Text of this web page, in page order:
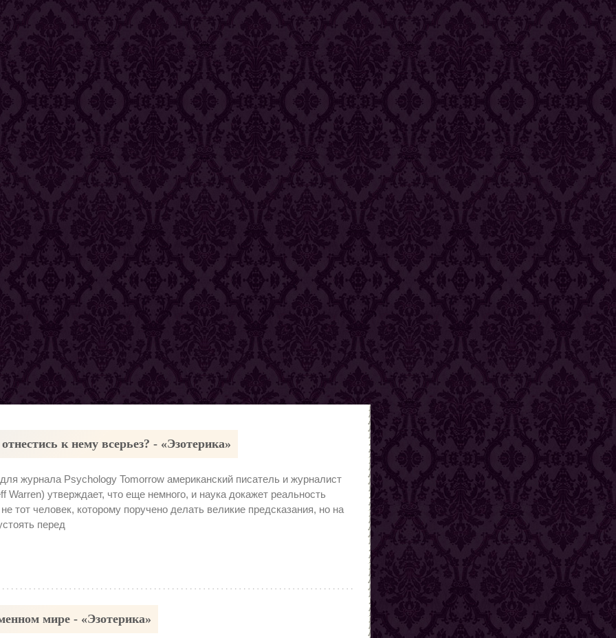
к нему всерьез? - «Эзотерика»
журнала Psychology Tomorrow американский писатель и журналист
утверждает, что еще немного, и наука докажет реальность
тот человек, которому поручено делать великие предсказания, но на
перед
мире - «Эзотерика»